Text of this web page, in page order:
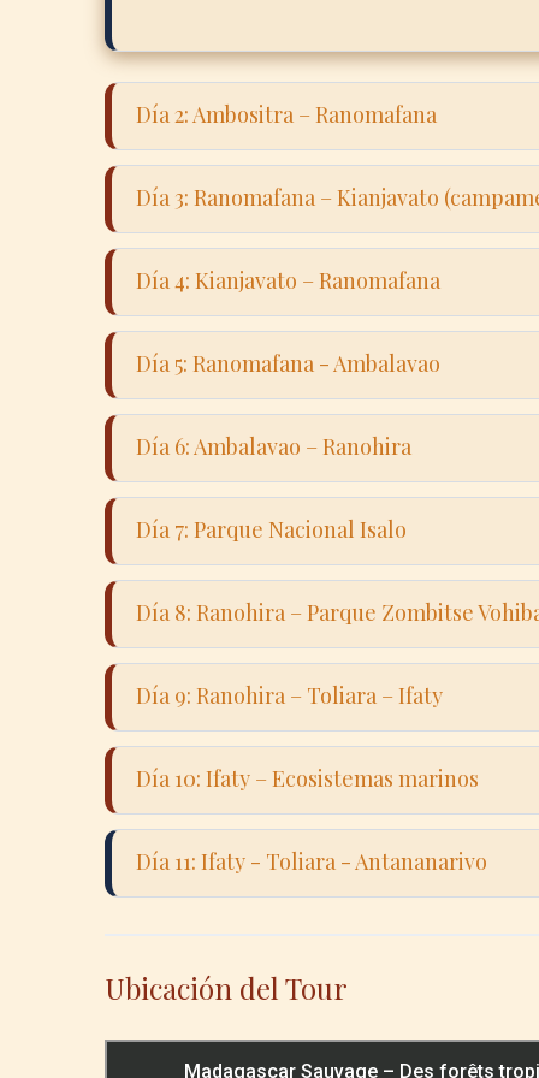
Día 2: Ambositra – Ranomafana
Día 3: Ranomafana – Kianjavato
de
de
Día 4: Kianjavato – Ranomafana
Día 5: Ranomafana - Ambalavao
Día 6: Ambalavao – Ranohira
de
Día 7: Parque Nacional Isalo
Día 8: Ranohira – Parque Zombitse
de
Día 9: Ranohira – Toliara – Ifaty
Día 10: Ifaty – Ecosistemas marinos
Día 11: Ifaty - Toliara - Antananarivo
Ubicación del Tour